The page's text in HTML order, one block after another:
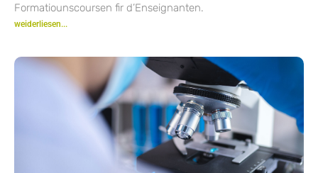
Formatiounscoursen fir d’Enseignanten.
weiderliesen...